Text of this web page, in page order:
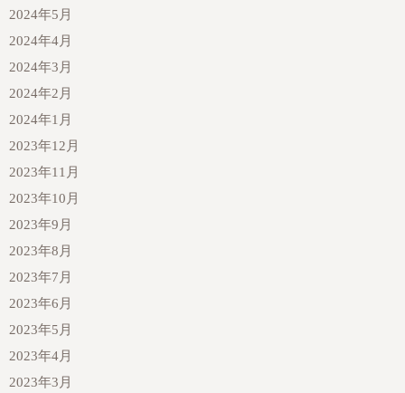
2024年5月
2024年4月
2024年3月
2024年2月
2024年1月
2023年12月
2023年11月
2023年10月
2023年9月
2023年8月
2023年7月
2023年6月
2023年5月
2023年4月
2023年3月